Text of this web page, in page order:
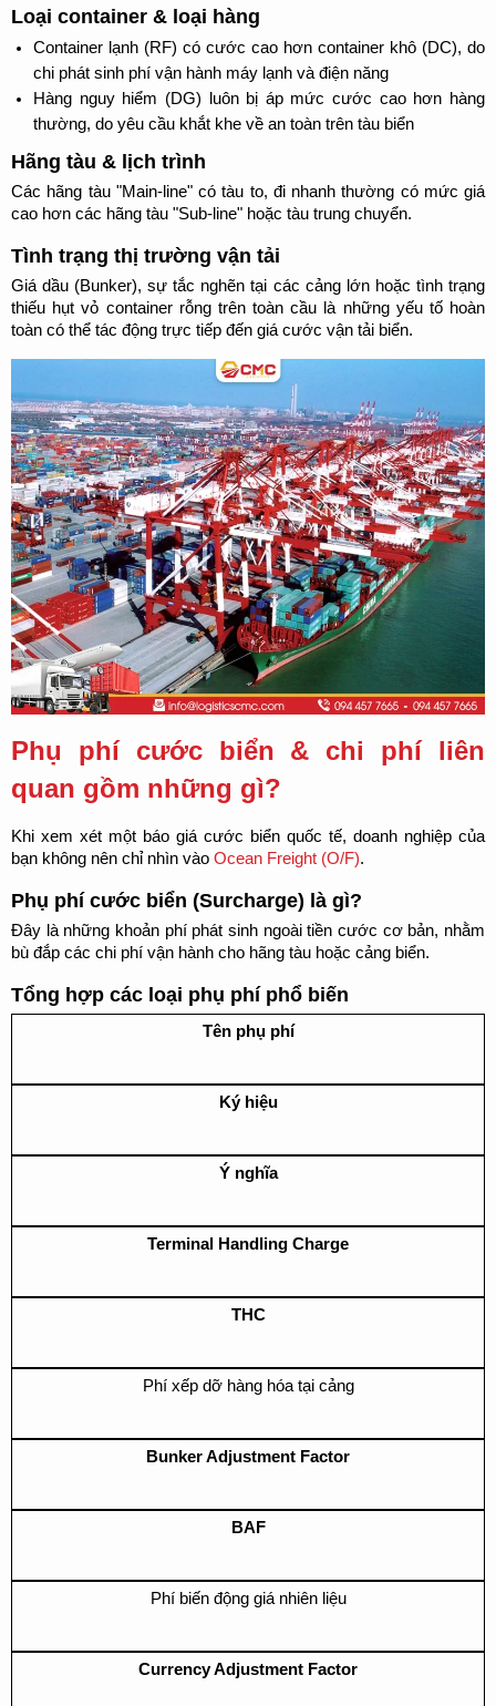
Loại container & loại hàng
Container lạnh (RF) có cước cao hơn container khô (DC), do
chi phát sinh phí vận hành máy lạnh và điện năng
Hàng nguy hiểm (DG) luôn bị áp mức cước cao hơn hàng
thường, do yêu cầu khắt khe về an toàn trên tàu biển
Hãng tàu & lịch trình
Các hãng tàu "Main-line" có tàu to, đi nhanh thường có mức giá
cao hơn các hãng tàu "Sub-line" hoặc tàu trung chuyển.
Tình trạng thị trường vận tải
Giá dầu (Bunker), sự tắc nghẽn tại các cảng lớn hoặc tình trạng
thiếu hụt vỏ container rỗng trên toàn cầu là những yếu tố hoàn
toàn có thể tác động trực tiếp đến giá cước vận tải biển.
Phụ phí cước biển & chi phí liên
quan gồm những gì?
Khi xem xét một báo giá cước biển quốc tế, doanh nghiệp của
bạn không nên chỉ nhìn vào Ocean Freight (O/F).
Phụ phí cước biển (Surcharge) là gì?
Đây là những khoản phí phát sinh ngoài tiền cước cơ bản, nhằm
bù đắp các chi phí vận hành cho hãng tàu hoặc cảng biển.
Tổng hợp các loại phụ phí phổ biến
Tên phụ phí
Ký hiệu
Ý nghĩa
Terminal Handling Charge
THC
Phí xếp dỡ hàng hóa tại cảng
Bunker Adjustment Factor
BAF
Phí biến động giá nhiên liệu
Currency Adjustment Factor